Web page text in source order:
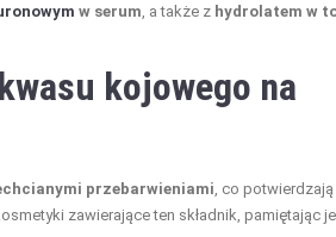
w serum , a także z hydrolatem w
kojowego na
przebarwieniami , co
zawierające ten składnik, pamiętając